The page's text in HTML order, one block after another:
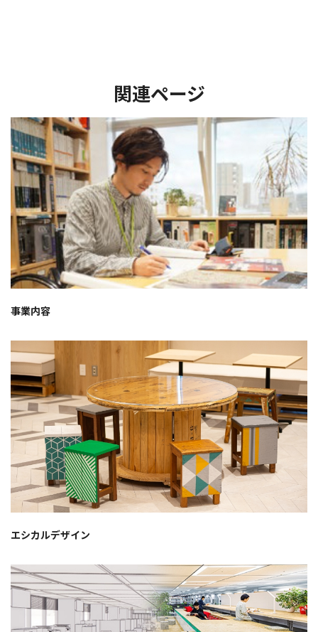
関連ページ
事業内容
エシカルデザイン